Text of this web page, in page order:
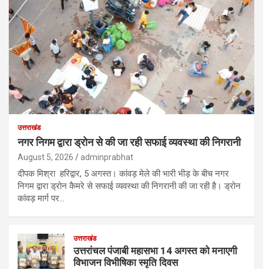
उत्तराखंड
नगर निगम द्वारा ड्रोन से की जा रही सफाई व्यवस्था की निगरानी
August 5, 2026 adminprabhat
दीपक मिश्रा हरिद्वार, 5 अगस्त। कांवड़ मेले की भारी भीड़ के बीच नगर
निगम द्वारा ड्रोन कैमरे से सफाई व्यवस्था की निगरानी की जा रही है। ड्रोन
कांवड़ मार्ग पर…
उत्तराखंड
उत्तरांचल पंजाबी महासभा 14 अगस्त को मनाएगी
विभाजन विभीषिका स्मृति दिवस